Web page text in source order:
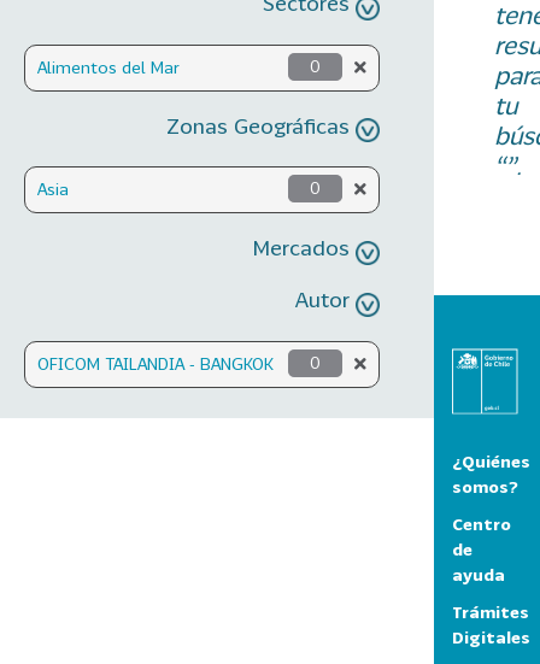
Alimentos del Mar 0
Zonas Geográficas
Asia 0
Mercados
Autor
OFICOM TAILANDIA - BANGKOK 0
tu
“”.
¿Quiénes
somos?
Centro
de
ayuda
Trámites
Digitales